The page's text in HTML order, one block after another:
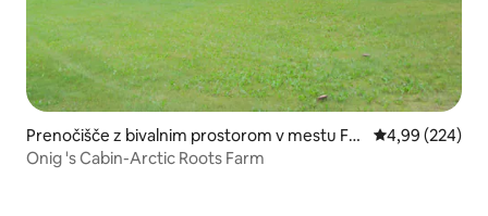
Prenočišče z bivalnim prostorom v mestu Fai
rbanks
Povprečna
4,99 (224)
Onig 's Cabin-Arctic Roots Farm